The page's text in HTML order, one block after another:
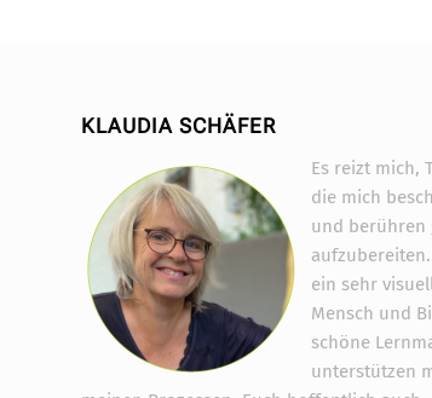
KLAUDIA SCHÄFER
Es reizt mich,
die mich
und berühren
ein sehr
Mensch und
schöne
unterstützen